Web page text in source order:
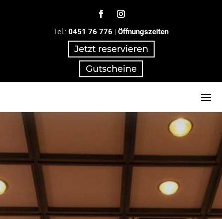
Tel.: 0451 76 776 | Öffnungszeiten
Jetzt reservieren
Gutscheine